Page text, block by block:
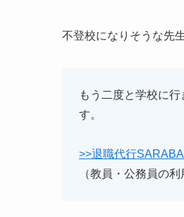
不登校になりそうな先
もう二度と学校に
す。
>>退職代行
（教員・公務員の